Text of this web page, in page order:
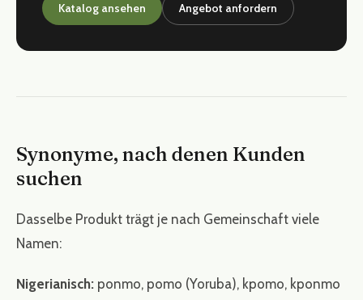
Katalog ansehen Angebot anfordern
Synonyme, nach denen Kunden
suchen
Dasselbe Produkt trägt je nach Gemeinschaft viele
Namen:
Nigerianisch: ponmo, pomo (Yoruba), kpomo, kponmo